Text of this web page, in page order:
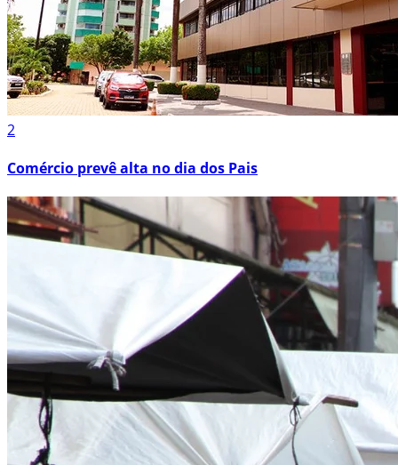
2
Comércio prevê alta no dia dos Pais